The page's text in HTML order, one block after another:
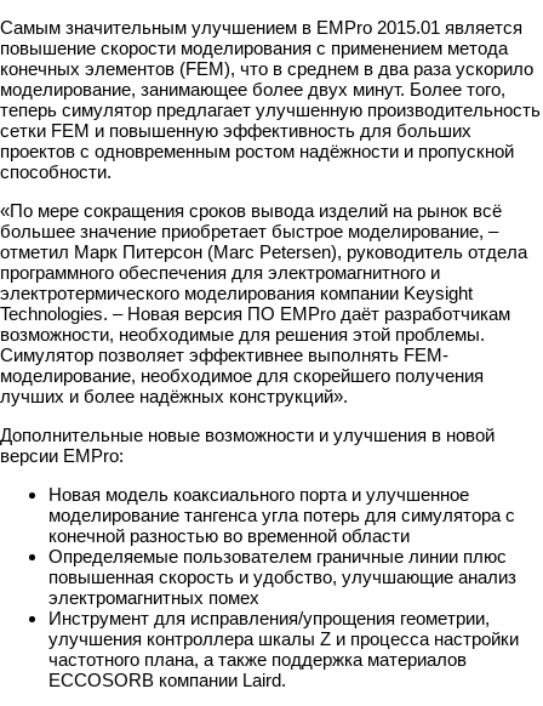
Самым значительным улучшением в EMPro 2015.01 является
повышение скорости моделирования с применением метода
конечных элементов (FEM), что в среднем в два раза ускорило
моделирование, занимающее более двух минут. Более того,
теперь симулятор предлагает улучшенную производительность
сетки FEM и повышенную эффективность для больших
проектов с одновременным ростом надёжности и пропускной
способности.
«По мере сокращения сроков вывода изделий на рынок всё
большее значение приобретает быстрое моделирование, –
отметил Марк Питерсон (Marc Petersen), руководитель отдела
программного обеспечения для электромагнитного и
электротермического моделирования компании Keysight
Technologies. – Новая версия ПО EMPro даёт разработчикам
возможности, необходимые для решения этой проблемы.
Симулятор позволяет эффективнее выполнять FEM-
моделирование, необходимое для скорейшего получения
лучших и более надёжных конструкций».
Дополнительные новые возможности и улучшения в новой
версии EMPro:
Новая модель коаксиального порта и улучшенное
моделирование тангенса угла потерь для симулятора с
конечной разностью во временной области
Определяемые пользователем граничные линии плюс
повышенная скорость и удобство, улучшающие анализ
электромагнитных помех
Инструмент для исправления/упрощения геометрии,
улучшения контроллера шкалы Z и процесса настройки
частотного плана, а также поддержка материалов
ECCOSORB компании Laird.